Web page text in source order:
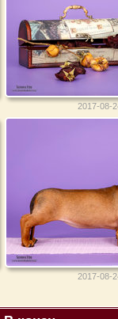
2017-08-
2017-08-